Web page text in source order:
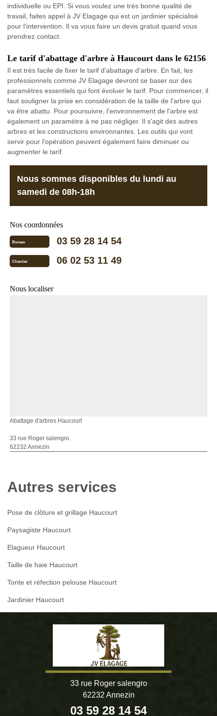
individuelle ou EPI. Si vous voulez une très bonne qualité de
travail, faites appel à JV Elagage qui est un jardinier spécialisé
pour l'intervention. Il va vous faire un devis gratuit quand vous
prendrez contact.
Le tarif d'abattage d'arbre à Haucourt dans le 62156
Il est très facile de fixer le tarif d'abattage d'arbre. En fait, les
professionnels comme JV Elagage devront se baser sur des
paramètres essentiels qui font évoluer le tarif. Pour commencer, il
faut souligner la prise en considération de la taille de l'arbre qui
va être abattu. Pour poursuivre, l'environnement de l'arbre est
également un paramètre à ne pas négliger. Il s'agit des autres
arbres et les constructions environnantes. Les outils qui vont
servir pour l'opération peuvent également faire diminuer ou
augmenter le tarif.
Nous sommes disponibles du lundi au
samedi de 08h-18h
Nos coordonnées
Bureau 03 59 28 14 54
Chantier 06 02 53 11 49
Nous localiser
Abattage d'arbres Haucourt
33 rue Roger salengro
62232 Annezin
Autres services
Pose de clôture et grillage Haucourt
Paysagiste Haucourt
Elagueur Haucourt
Taille de haie Haucourt
Tonte et réfection pelouse Haucourt
Jardinier Haucourt
33 rue Roger salengro
62232 Annezin
03 59 28 14 54